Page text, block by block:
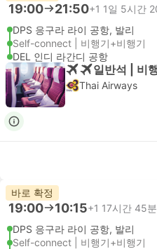
19:00 21:50+1 1일 5시간
DPS 응구라 라이 공항, 발리
Self-connect | 비행기+비행기
DEL 인디 라간디 공항
일반석 | 비
Thai Airways
바로 확정
19:00 10:15+1 17시간 45분
DPS 응구라 라이 공항, 발리
Self-connect | 비행기+비행기